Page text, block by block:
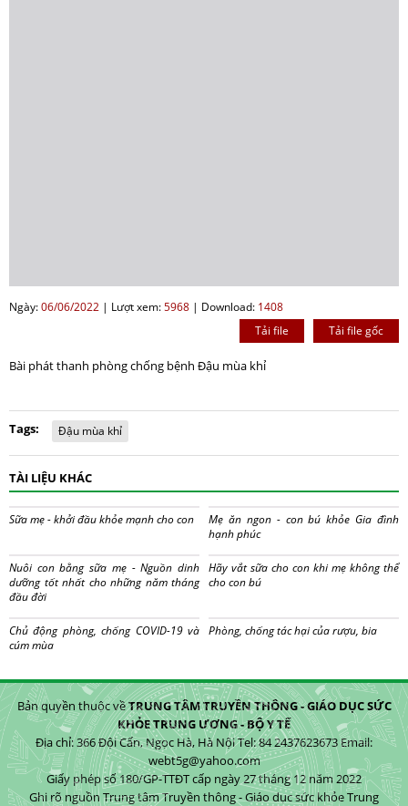
Ngày:06/06/2022 | Lượt xem:5968 | Download: 1408
Tải file gốc
Tải file
Bài phát thanh phòng chống bệnh Đậu mùa khỉ
Tags: Đậu mùa khỉ
TÀI LIỆU KHÁC
Sữa mẹ - khởi đầu khỏe mạnh cho con
Mẹ ăn ngon - con bú khỏe Gia đình
hạnh phúc
Nuôi con bằng sữa mẹ - Nguồn dinh
dưỡng tốt nhất cho những năm tháng
đầu đời
Hãy vắt sữa cho con khi mẹ không thể
cho con bú
Chủ động phòng, chống COVID-19 và
cúm mùa
Phòng, chống tác hại của rượu, bia
Bản quyền thuộc vềTRUNG TÂM TRUYỀN THÔNG - GIÁO DỤC SỨC
KHỎE TRUNG ƯƠNG - BỘ Y TẾ
Địa chỉ: 366 Đội Cấn, Ngọc Hà, Hà Nội Tel: 84 2437623673 Email:
webt5g@yahoo.com
Giấy phép số 180/GP-TTĐT cấp ngày 27 tháng 12 năm 2022
Ghi rõ nguồn Trung tâm Truyền thông - Giáo dục sức khỏe Trung